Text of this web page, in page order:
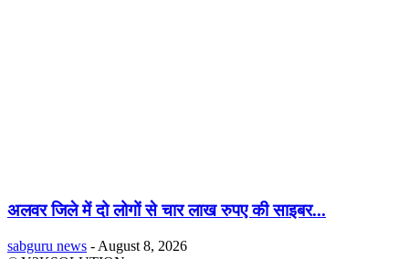
अलवर जिले में दो लोगों से चार लाख रुपए की साइबर...
sabguru news - August 8, 2026